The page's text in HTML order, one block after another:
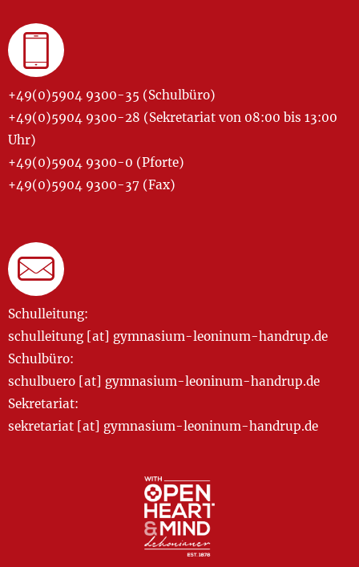
+49(0)5904 9300-35 (Schulbüro)
+49(0)5904 9300-28 (Sekretariat von 08:00 bis 13:00
Uhr)
+49(0)5904 9300-0 (Pforte)
+49(0)5904 9300-37 (Fax)
Schulleitung:
schulleitung [at] gymnasium-leoninum-handrup.de
Schulbüro:
schulbuero [at] gymnasium-leoninum-handrup.de
Sekretariat:
sekretariat [at] gymnasium-leoninum-handrup.de